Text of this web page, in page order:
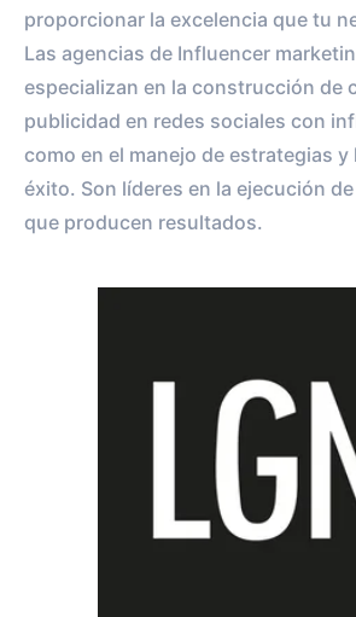
proporcionar la excelencia que tu
Las agencias de Influencer
especializan en la construcción de
publicidad en redes sociales con
como en el manejo de estrategias y
éxito. Son líderes en la ejecución
que producen resultados.